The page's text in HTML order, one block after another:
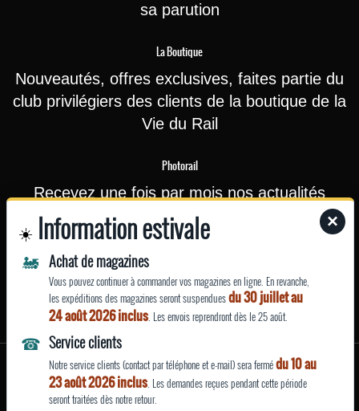
sa parution
La Boutique
Nouveautés, offres exclusives, faites partie du
club privilégiers des clients de la boutique de la
Vie du Rail
Photorail
Recevez une fois par mois nos actualités
(nouvelles photographies ou affiches
touristiques rajoutées sur le site) et nos offres
ponctuelles (promotions…)
EN SAVOIR
PLUS
Mentions légales
|
Qui sommes nous ?
|| Site fabriqué avec par La Vie du Rail
×
☀️ Information estivale
🚂 Achat de magazines
Vous pouvez continuer à commander vos magazines en ligne. En revanche,
les expéditions des magazines seront suspenduesdu 30 juillet au
24 août 2026 inclus. Les envois reprendront dès le 25 août.
☎ Service clients
Notre service clients (contact par téléphone et e-mail) sera fermédu 10 au
23 août 2026 inclus. Les demandes reçues pendant cette période
seront traitées dès notre retour.